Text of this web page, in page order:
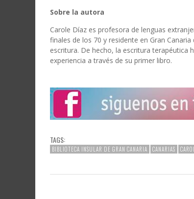
Sobre la autora
Carole Díaz es profesora de lenguas
finales de los 70 y residente en Gran
escritura. De hecho, la escritura terapéutica
experiencia a través de su primer libro.
TAGS:
BIBLIOTECA INSULAR DE GRAN CANARIA CANARIAS